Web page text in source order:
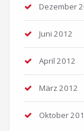
Dezember
Juni 2012
April 2012
März 2012
Oktober